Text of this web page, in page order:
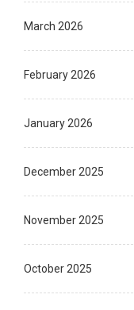
March 2026
February 2026
January 2026
December 2025
November 2025
October 2025